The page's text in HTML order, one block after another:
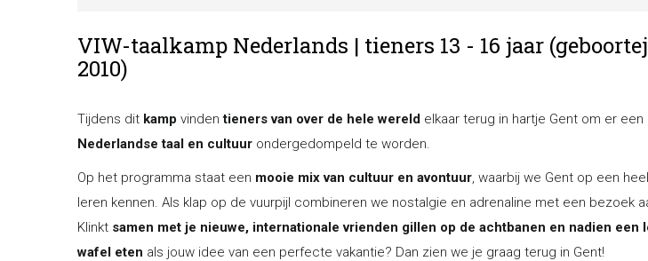
VIW-taalkamp Nederlands | tieners 13 - 16 jaar
2010)
Tijdens dit kamp vindentieners van over de hele wereld elkaar terug in hartje Gent om er
Nederlandse taal en cultuur ondergedompeld te worden.
Op het programma staat een mooie mix van cultuur en avontuur, waarbij we Gent op een
leren kennen. Als klap op de vuurpijl combineren we nostalgie en adrenaline met een bezoek
Klinkt samen met je nieuwe, internationale vrienden gillen op de achtbanen en nadien een
wafel eten als jouw idee van een perfecte vakantie? Dan zien we je graag terug in Gent!